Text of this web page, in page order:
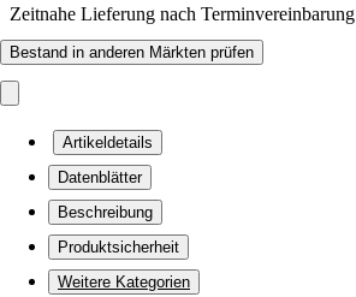
Zeitnahe Lieferung nach Terminvereinbarung
Bestand in anderen Märkten prüfen
Artikeldetails
Datenblätter
Beschreibung
Produktsicherheit
Weitere Kategorien